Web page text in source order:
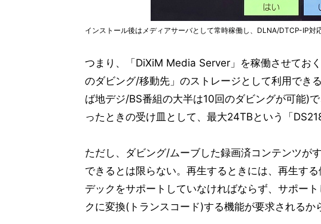
インストール後はメディアサーバとして常時稼働し、DLNA/DTCP-IP対
つまり、「DiXiM Media Server」を稼働させてお
のダビング/移動先」のストレージとして利用でき
ば地デジ/BS番組の大半は10回のダビングが可能)
ったときの受け皿として、最大24TBという「
ただし、ダビング/ムーブした録画済コンテンツが
できるとは限らない。再生するときには、再生す
デックをサポートしていなければならず、サポー
クに変換(トランスコード)する機能が要求されるか